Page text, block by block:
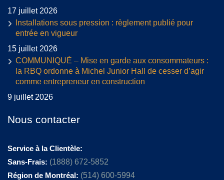
17 juillet 2026
Installations sous pression : règlement publié pour
entrée en vigueur
15 juillet 2026
COMMUNIQUÉ – Mise en garde aux consommateurs :
la RBQ ordonne à Michel Junior Hall de cesser d’agir
comme entrepreneur en construction
9 juillet 2026
Nous contacter
Service à la Clientèle:
Sans-Frais: (1888) 672-5852
Région de Montréal: (514) 600-5994